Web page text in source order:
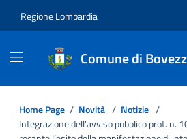
Regione Lombardia
Comune di
Home Page / Novità / Notizie /
Integrazione dell’avviso pubblico prot.